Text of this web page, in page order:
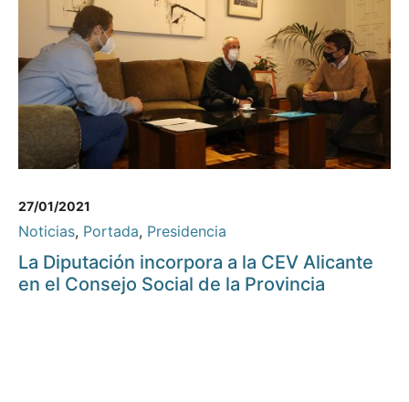
27/01/2021
Noticias, Portada, Presidencia
La Diputación incorpora a la CEV Alicante
en el Consejo Social de la Provincia